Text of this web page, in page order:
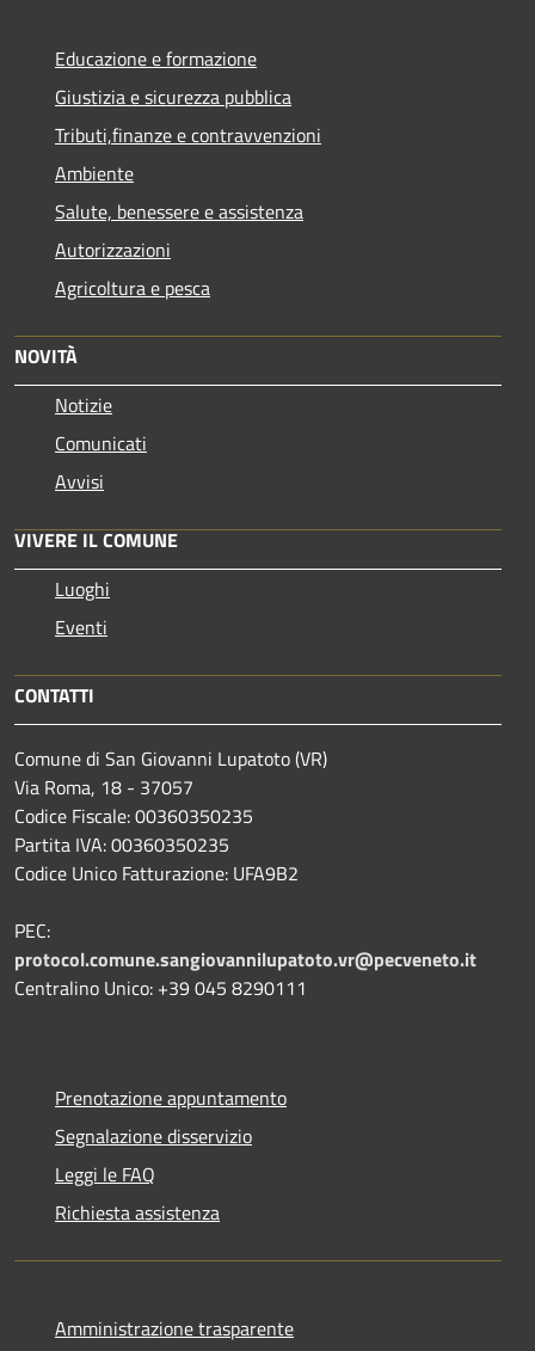
Educazione e formazione
Giustizia e sicurezza pubblica
Tributi,finanze e contravvenzioni
Ambiente
Salute, benessere e assistenza
Autorizzazioni
Agricoltura e pesca
NOVITÀ
Notizie
Comunicati
Avvisi
VIVERE IL COMUNE
Luoghi
Eventi
CONTATTI
Comune di San Giovanni Lupatoto (VR)
Via Roma, 18 - 37057
Codice Fiscale: 00360350235
Partita IVA: 00360350235
Codice Unico Fatturazione: UFA9B2
PEC:
protocol.comune.sangiovannilupatoto.vr@pecveneto.it
Centralino Unico: +39 045 8290111
Prenotazione appuntamento
Segnalazione disservizio
Leggi le FAQ
Richiesta assistenza
Amministrazione trasparente